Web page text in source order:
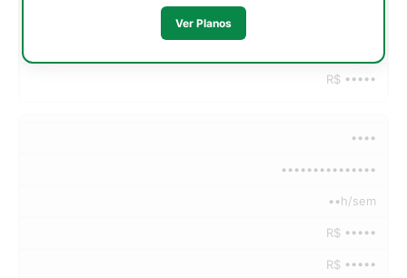
R$ •••••
••••
•••••••••••••••
••h/sem
R$ •••••
R$ •••••
Ver Planos